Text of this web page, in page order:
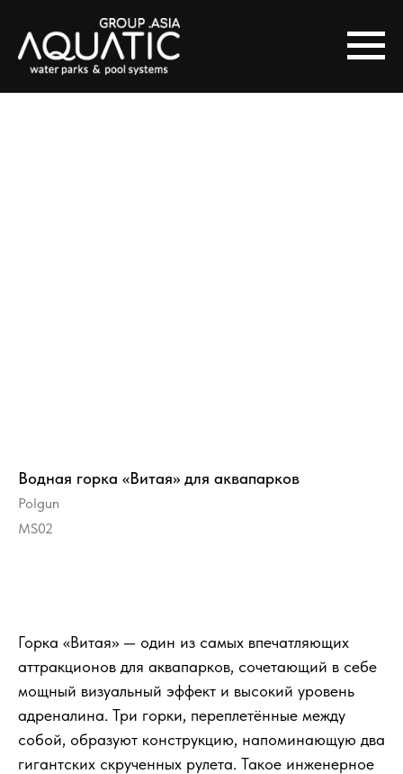
Водная горка «Витая» для аквапарков
Polgun
MS02
Горка «Витая» — один из самых впечатляющих
аттракционов для аквапарков, сочетающий в себе
мощный визуальный эффект и высокий уровень
адреналина. Три горки, переплетённые между
собой, образуют конструкцию, напоминающую два
гигантских скрученных рулета. Такое инженерное